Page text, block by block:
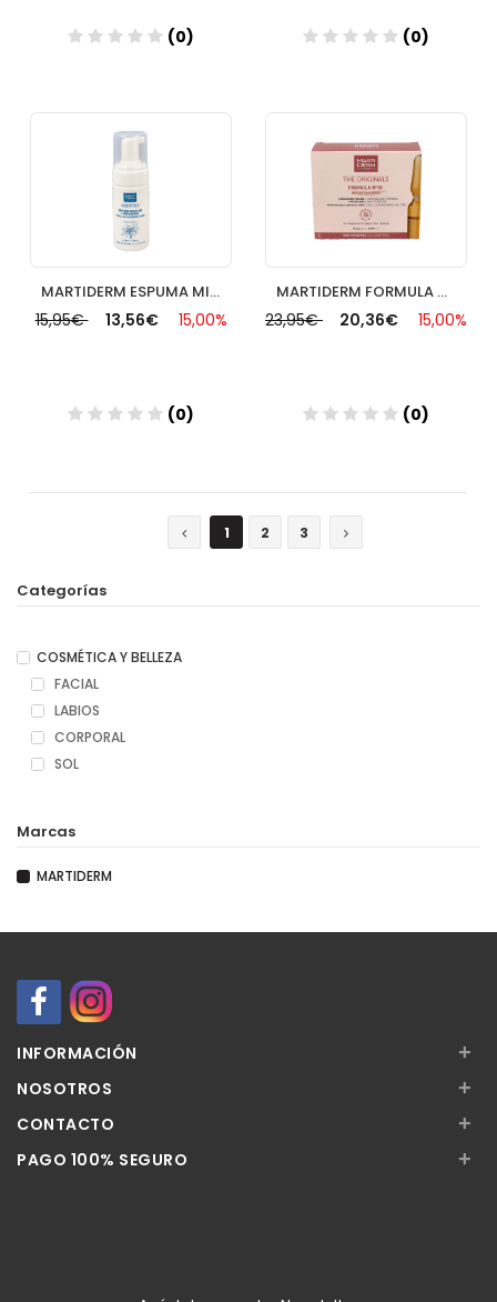
(0) (0)
MARTIDERM ESPUMA MICELAR LIMPIADORA 100 ML
15,95€ 13,56€ 15,00%
(0)
MARTIDERM FORMULA Nº10 COLOR SPF30 10AMP
23,95€ 20,36€ 15,00%
(0)
1
2 3
Categorías
COSMÉTICA Y BELLEZA
FACIAL
LABIOS
CORPORAL
SOL
Marcas
MARTIDERM
INFORMACIÓN +
NOSOTROS +
CONTACTO +
PAGO 100% SEGURO +